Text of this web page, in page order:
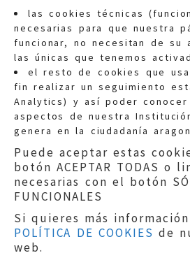
las cookies técnicas
necesarias para que nuestra
funcionar, no necesitan de su
las únicas que tenemos
el resto de cookies que
fin realizar un seguimiento
Analytics) y así poder
aspectos de nuestra
genera en la ciudadanía
Puede aceptar estas
botón ACEPTAR TODAS o
necesarias con el botón
FUNCIONALES
Si quieres más
POLÍTICA DE COOKIES de
web.
Quejas:
Información
Teléfonos:900 210
Aviso legal|Política
Protección de Datos